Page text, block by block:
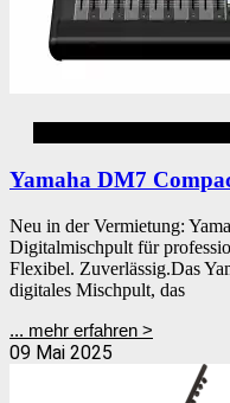
Yamaha DM7
Neu in der Vermietung:
Digitalmischpult für
Flexibel. Zuverlässig.Das
digitales Mischpult, das
... mehr erfahren >
09 Mai 2025